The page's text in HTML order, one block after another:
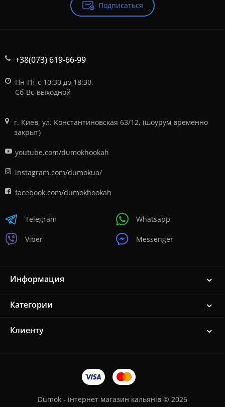
Подписаться
+38(073) 619-66-99
Пн-Пт с 10:30 до 18:30,
Сб-Вс-выходной
г. Киев, ул. Константиновская 63/12, (шоурум временно
закрыт)
youtube.com/dumokhookah
instagram.com/dumokua/
facebook.com/dumokhookah
Telegram
Viber
Whatsapp
Messenger
Информация
Категории
Клиенту
Dumok - інтернет магазин кальянів © 2026